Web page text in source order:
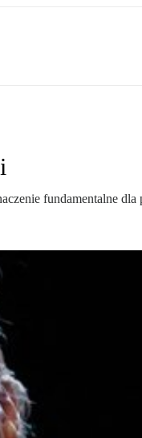
fundamentalne